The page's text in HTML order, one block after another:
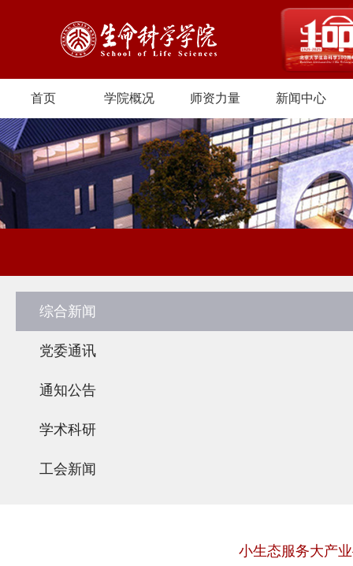
首页 学院概况 师资力量 新闻中心
综合新闻
党委通讯
通知公告
学术科研
工会新闻
小生态服务大产